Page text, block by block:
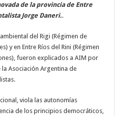
de la provincia de Entre
Jorge Daneri..
del Rigi (Régimen de
y en Entre Ríos del Rini (Régimen
fueron explicados a AIM por
Asociación Argentina de
viola las autonomías
de los principios democráticos,